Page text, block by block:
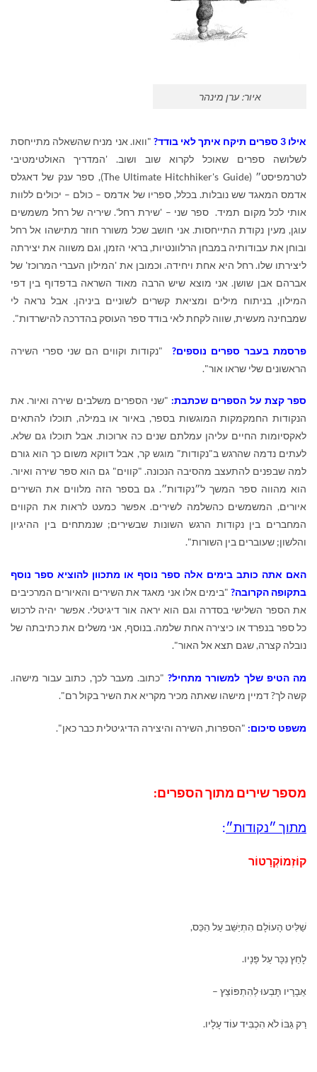
איור: ערן מינהר
אילו 3 ספרים תיקח איתך לאי בודד?
"וואו. אני מניח שהשאלה מתייחסת
לשלושה ספרים שאוכל לקרוא שוב ושוב. 'המדריך האולטימטיבי
לטרמפיסט״ (The Ultimate Hitchhiker's Guide), ספר ענק של דאגלס
אדמס המאגד שש נובלות. בכלל, ספריו של אדמס – כולם – יכולים ללוות
אותי לכל מקום תמיד. ספר שני – 'שירת רחל'. שיריה של רחל משמשים
עוגן, מעין נקודת התייחסות. אני חושב שכל משורר חוזר מתישהו אל רחל
ובוחן את עבודותיה במבחן הרלוונטיות, בראי הזמן, וגם משווה את יצירתה
ליצירתו שלו. רחל היא אחת ויחידה. וכמובן את 'המילון העברי המרוכז' של
אברהם אבן שושן. אני מוצא שיש הרבה מאוד השראה בדפדוף בין דפי
המילון, בניתוח מילים ומציאת קשרים לשוניים ביניהן. אבל נראה לי
שמבחינה מעשית, שווה לקחת לאי בודד ספר העוסק בהדרכה להישרדות".
פרסמת בעבר ספרים נוספים? "נקודות וקווים הם שני ספרי השירה
הראשונים שלי שראו אור".
ספר קצת על הספרים שכתבת: "שני הספרים משלבים שירה ואיור. את
הנקודות החמקמקות המוגשות בספר, באיור או במילה, תוכלו להתאים
לאקסיומות החיים עליהן עמלתם שנים כה ארוכות. אבל תוכלו גם שלא.
לעתים נדמה שהרגש ב"נקודות" מוגש קר, אבל דווקא משום כך הוא גורם
למה שבפנים להתעצב מהסיבה הנכונה. "קווים" גם הוא ספר שירה ואיור.
הוא מהווה ספר המשך ל״נקודות״. גם בספר הזה מלווים את השירים
איורים, המשמשים כהשלמה לשירים. אפשר כמעט לראות את הקווים
המחברים בין נקודות הרגש השונות שבשירים; שנמתחים בין ההיגיון
והלשון; שעוברים בין השורות".
האם אתה כותב בימים אלה ספר נוסף או מתכוון להוציא ספר נוסף
בתקופה הקרובה? "בימים אלו אני מאגד את השירים והאיורים המרכיבים
את הספר השלישי בסדרה וגם הוא יראה אור דיגיטלי. אפשר יהיה לרכוש
כל ספר בנפרד או כיצירה אחת שלמה. בנוסף, אני משלים את כתיבתה של
נובלה קצרה, שגם תצא אל האור".
מה הטיפ שלך למשורר מתחיל?"כתוב. מעבר לכך, כתוב עבור מישהו.
קשה לך? דמיין מישהו שאתה מכיר מקריא את השיר בקול רם".
משפט סיכום: "הספרות, השירה והיצירה הדיגיטלית כבר כאן".
מספר שירים מתוך הספרים:
מתוך ״נקודות״:
קוֹזְמוֹקְרָטוֹר
שַׁלִּיט הָעוֹלָם הִתְיַשֵּׁב עַל הַכֵּס,
לָחַץ נִכָּר עַל פָּנָיו.
אֵבָרָיו תָּבְעוּ לְהִתְפּוֹצֵץ –
רַק גַּבּוֹ לֹא הִכְבִּיד עוֹד עָלָיו.